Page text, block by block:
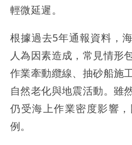
輕微延遲。
根據過去5年通報資料，
人為因素造成，常見情形
作業牽動纜線、抽砂船施
自然老化與地震活動。雖
仍受海上作業密度影響
例。